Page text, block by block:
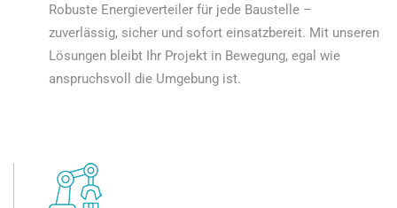
Robuste Energieverteiler für jede Baustelle –
zuverlässig, sicher und sofort einsatzbereit. Mit unseren
Lösungen bleibt Ihr Projekt in Bewegung, egal wie
anspruchsvoll die Umgebung ist.